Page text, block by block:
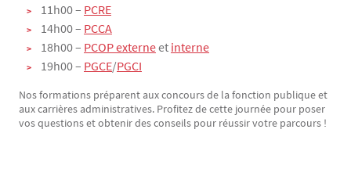
11h00 – PCRE
14h00 – PCCA
18h00 – PCOP externeet interne
19h00 – PGCE/PGCI
Nos formations préparent aux concours de la fonction publique et
aux carrières administratives. Profitez de cette journée pour poser
vos questions et obtenir des conseils pour réussir votre parcours !